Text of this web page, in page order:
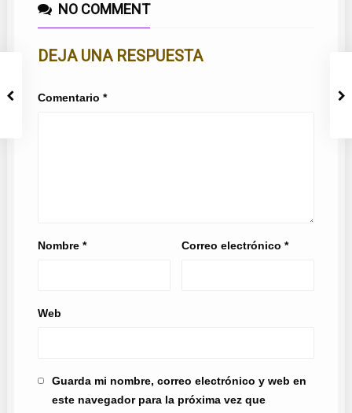
NO COMMENT
DEJA UNA RESPUESTA
Comentario *
Nombre * Correo electrónico*
Web
Guarda mi nombre, correo electrónico y web en
este navegador para la próxima vez que